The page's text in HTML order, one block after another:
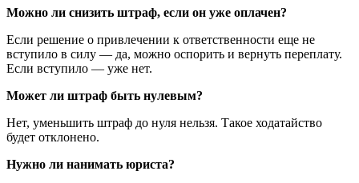
Можно ли снизить штраф, если он уже оплачен?
Если решение о привлечении к ответственности еще не
вступило в силу — да, можно оспорить и вернуть переплату.
Если вступило — уже нет.
Может ли штраф быть нулевым?
Нет, уменьшить штраф до нуля нельзя. Такое ходатайство
будет отклонено.
Нужно ли нанимать юриста?